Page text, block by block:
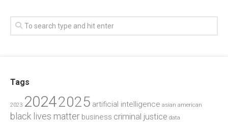
Tags
2023 20242025 artificial intelligence asian american
black lives matter business criminal justice data